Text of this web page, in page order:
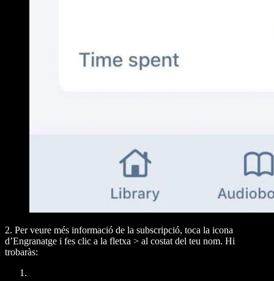
2. Per veure més informació de la subscripció, toca la icona
d’Engranatge i fes clic a la fletxa > al costat del teu nom. Hi
trobaràs: